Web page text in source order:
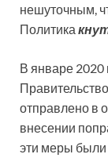
нешуточным,
Политика
В январе 2020
отправлено в
внесении
эти меры